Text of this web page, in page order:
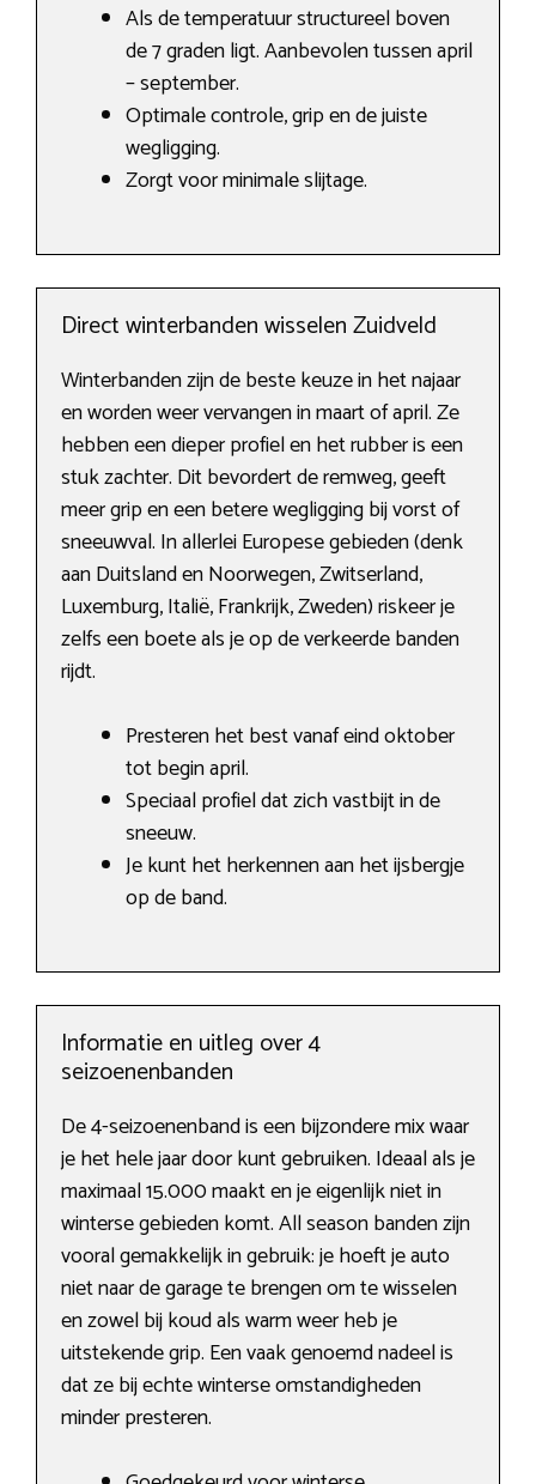
Als de temperatuur structureel boven
de 7 graden ligt. Aanbevolen tussen april
– september.
Optimale controle, grip en de juiste
wegligging.
Zorgt voor minimale slijtage.
Direct winterbanden wisselen Zuidveld
Winterbanden zijn de beste keuze in het najaar
en worden weer vervangen in maart of april. Ze
hebben een dieper profiel en het rubber is een
stuk zachter. Dit bevordert de remweg, geeft
meer grip en een betere wegligging bij vorst of
sneeuwval. In allerlei Europese gebieden (denk
aan Duitsland en Noorwegen, Zwitserland,
Luxemburg, Italië, Frankrijk, Zweden) riskeer je
zelfs een boete als je op de verkeerde banden
rijdt.
Presteren het best vanaf eind oktober
tot begin april.
Speciaal profiel dat zich vastbijt in de
sneeuw.
Je kunt het herkennen aan het ijsbergje
op de band.
Informatie en uitleg over 4
seizoenenbanden
De 4-seizoenenband is een bijzondere mix waar
je het hele jaar door kunt gebruiken. Ideaal als je
maximaal 15.000 maakt en je eigenlijk niet in
winterse gebieden komt. All season banden zijn
vooral gemakkelijk in gebruik: je hoeft je auto
niet naar de garage te brengen om te wisselen
en zowel bij koud als warm weer heb je
uitstekende grip. Een vaak genoemd nadeel is
dat ze bij echte winterse omstandigheden
minder presteren.